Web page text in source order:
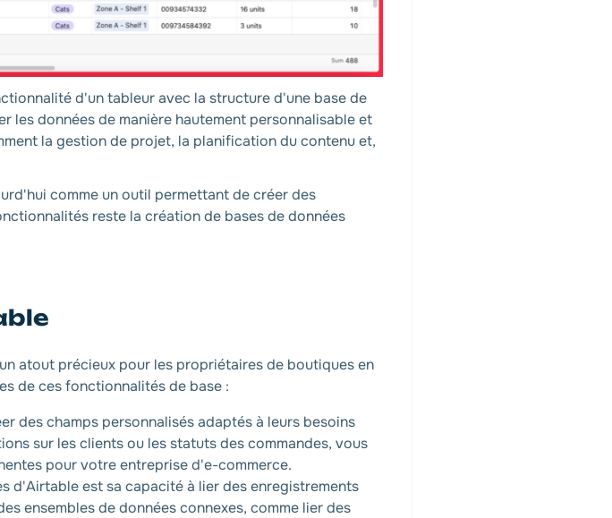
d'un tableur avec la structure d'une base de
données de manière hautement personnalisable et
la gestion de projet, la planification du contenu et,
comme un outil permettant de créer des
reste la création de bases de données
atout précieux pour les propriétaires de boutiques en
de ces fonctionnalités de base :
des champs personnalisés adaptés à leurs besoins
sur les clients ou les statuts des commandes, vous
pour votre entreprise d'e-commerce.
d'Airtable est sa capacité à lier des enregistrements
ensembles de données connexes, comme lier des